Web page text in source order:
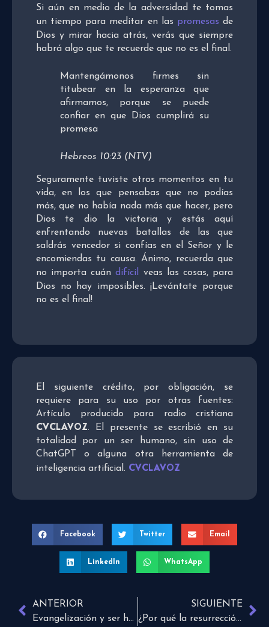
Si aún en medio de la adversidad te tomas
un tiempo para meditar en las promesas de
Dios y mirar hacia atrás, verás que siempre
habrá algo que te recuerde que no es el final.
Mantengámonos firmes sin
titubear en la esperanza que
afirmamos, porque se puede
confiar en que Dios cumplirá su
promesa
Hebreos 10:23 (NTV)
Seguramente tuviste otros momentos en tu
vida, en los que pensabas que no podías
más, que no había nada más que hacer, pero
Dios te dio la victoria y estás aquí
enfrentando nuevas batallas de las que
saldrás vencedor si confías en el Señor y le
encomiendas tu causa. Ánimo, recuerda que
no importa cuándifícil
veas las cosas, para
Dios no hay imposibles. ¡Levántate porque
no es el final!
El siguiente crédito, por obligación, se
requiere para su uso por otras fuentes:
Artículo producido para radio cristiana
CVCLAVOZ. El presente se escribió en su
totalidad por un ser humano, sin uso de
ChatGPT o alguna otra herramienta de
inteligencia artificial. CVCLAVOZ
Facebook Twitter Email
LinkedIn WhatsApp
ANTERIOR
Evangelización y ser humano en el siglo 21
SIGUIENTE
¿Por qué la resurrección de Jesús es importante?